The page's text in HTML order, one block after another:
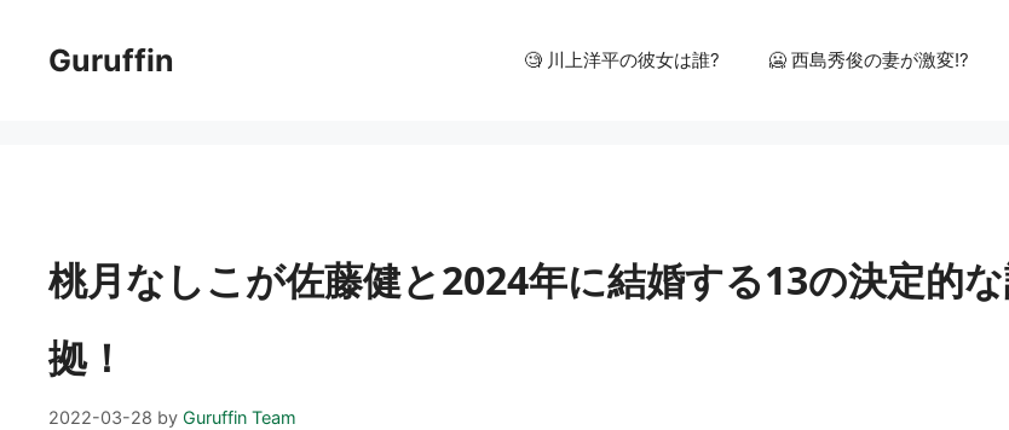
Guruffin 🧐 川上洋平の彼女は誰? 🥶 西島秀俊の妻が激変!?
桃月なしこが佐藤健と2024年に結婚する13の決定的
拠！
2022-03-28 by Guruffin Team